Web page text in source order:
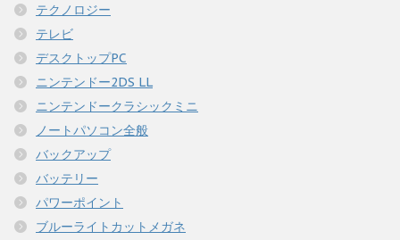
テクノロジー
テレビ
デスクトップPC
ニンテンドー2DS LL
ニンテンドークラシックミニ
ノートパソコン全般
バックアップ
バッテリー
パワーポイント
ブルーライトカットメガネ